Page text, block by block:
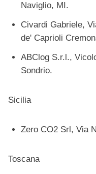
Naviglio, MI.
Civardi Gabriele,
de' Caprioli
ABClog S.r.l.,
Sondrio.
Sicilia
Zero CO2 Srl, Via
Toscana